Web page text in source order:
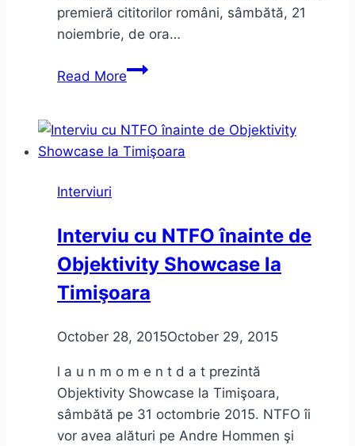
premieră cititorilor români, sâmbătă, 21
noiembrie, de ora…
Read MoreLaurence
romane
thriller
marketing
Interviuri
Interviu cu NTFO înainte de
Objektivity Showcase la
Timişoara
October 28, 2015October 29, 2015
l a u n m o m e n t d a t prezintă
Objektivity Showcase la Timişoara,
sâmbătă pe 31 octombrie 2015. NTFO îi
vor avea alături pe Andre Hommen şi